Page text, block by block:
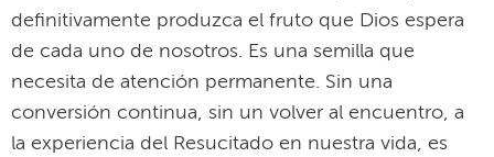
definitivamente produzca el fruto que Dios espera
de cada uno de nosotros. Es una semilla que
necesita de atención permanente. Sin una
conversión continua, sin un volver al encuentro, a
la experiencia del Resucitado en nuestra vida, es